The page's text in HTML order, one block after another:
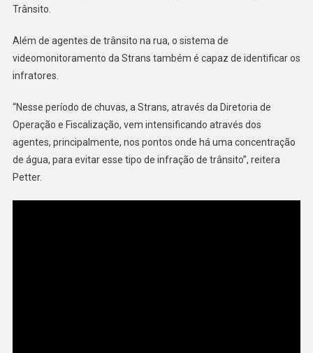
Trânsito.
Além de agentes de trânsito na rua, o sistema de
videomonitoramento da Strans também é capaz de identificar os
infratores.
“Nesse período de chuvas, a Strans, através da Diretoria de
Operação e Fiscalização, vem intensificando através dos
agentes, principalmente, nos pontos onde há uma concentração
de água, para evitar esse tipo de infração de trânsito”, reitera
Petter.